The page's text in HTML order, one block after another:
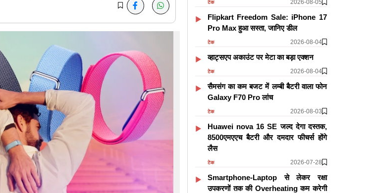
टेक 2026-08-05
Flipkart Freedom Sale: iPhone 17
Pro Max हुआ सस्ता, जानिए डील
टेक 2026-08-04
व्हाट्सएप अकाउंट पर मेटा का बड़ा एक्शन
टेक 2026-08-04
सैमसंग का कम बजट में लम्बी बैटरी वाला फोन
Galaxy F70 Pro लांच
टेक 2026-08-03
Huawei nova 16 SE जल्द देगा दस्तक,
8500एमएएच बैटरी और दमदार फीचर्स होंगे
लैस
टेक 2026-07-28
Smartphone-Laptop से लेकर रक्षा
उपकरणों तक की Overheating कम करेगी